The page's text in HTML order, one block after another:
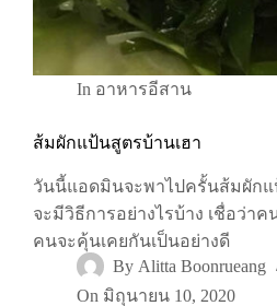
In อาหารอีสาน
ส้มผักแป้นสูตรบ้านเฮา
วันนี้แอดมินจะพาไปครั้นส้มผัก
จะมีวิธีการอย่างไรบ้าง เชื่อว่า
คนจะคุ้นเคยกันเป็นอย่างดี
By Alitta Boonrueang
On มิถุนายน 10, 2020